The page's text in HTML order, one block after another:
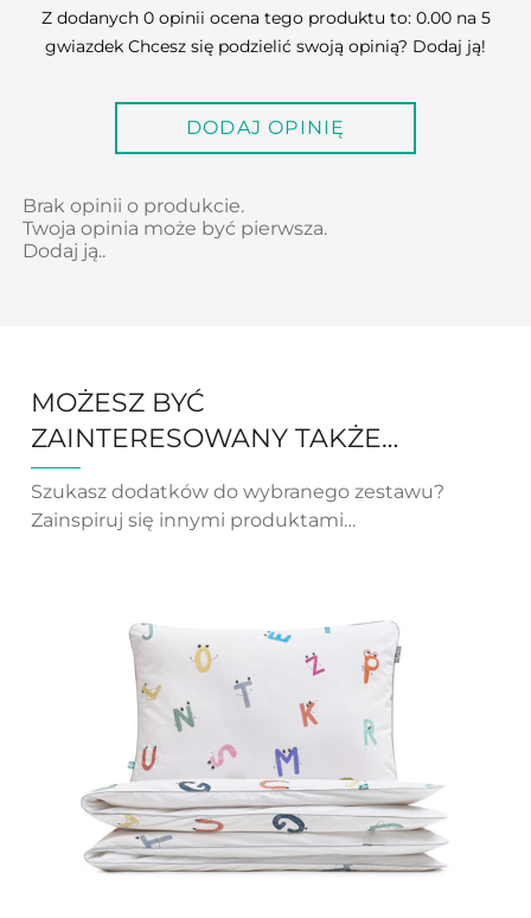
0.00
out
of
5
Z dodanych 0 opinii ocena tego produktu to: 0.00 na 5
gwiazdek Chcesz się podzielić swoją opinią? Dodaj ją!
DODAJ OPINIĘ
Brak opinii o produkcie.
Twoja opinia może być pierwsza.
Dodaj ją..
MOŻESZ BYĆ
ZAINTERESOWANY TAKŻE…
Szukasz dodatków do wybranego zestawu?
Zainspiruj się innymi produktami…